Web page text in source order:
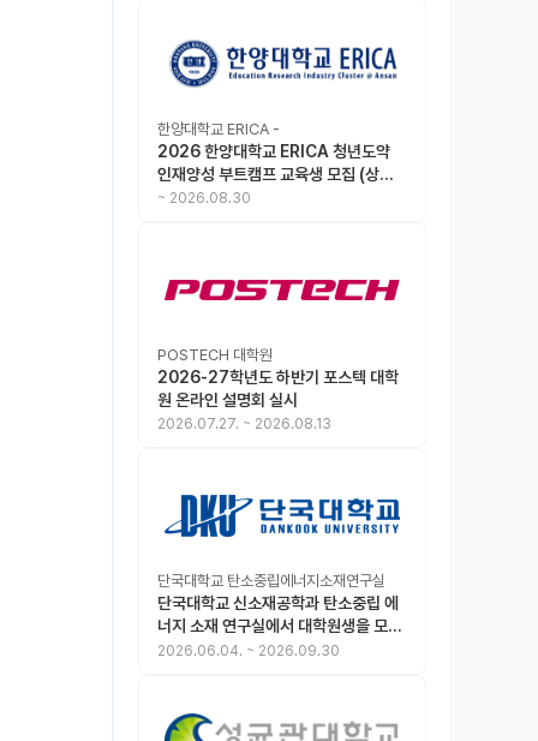
한양대학교 ERICA -
2026 한양대학교 ERICA 청년도약
인재양성 부트캠프 교육생 모집 (상시
모집 중, 1차 마감 : ~8.30)
~ 2026.08.30
POSTECH 대학원
2026-27학년도 하반기 포스텍 대학
원 온라인 설명회 실시
2026.07.27. ~ 2026.08.13
단국대학교 탄소중립에너지소재연구실
단국대학교 신소재공학과 탄소중립 에
너지 소재 연구실에서 대학원생을 모집
합니다.
2026.06.04. ~ 2026.09.30